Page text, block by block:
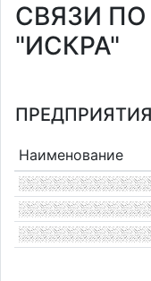
СВЯЗИ
"ИСКРА"
Наименование